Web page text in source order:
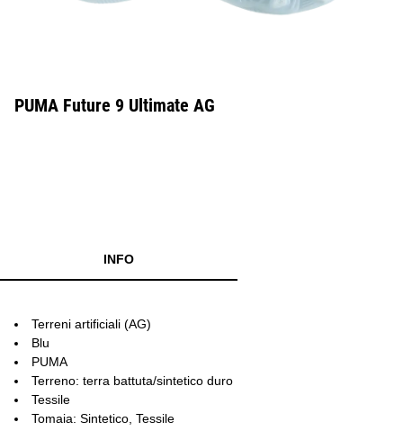
PUMA Future 9 Ultimate AG
INFO
Terreni artificiali (AG)
Blu
PUMA
Terreno: terra battuta/sintetico duro
Tessile
Tomaia: Sintetico, Tessile